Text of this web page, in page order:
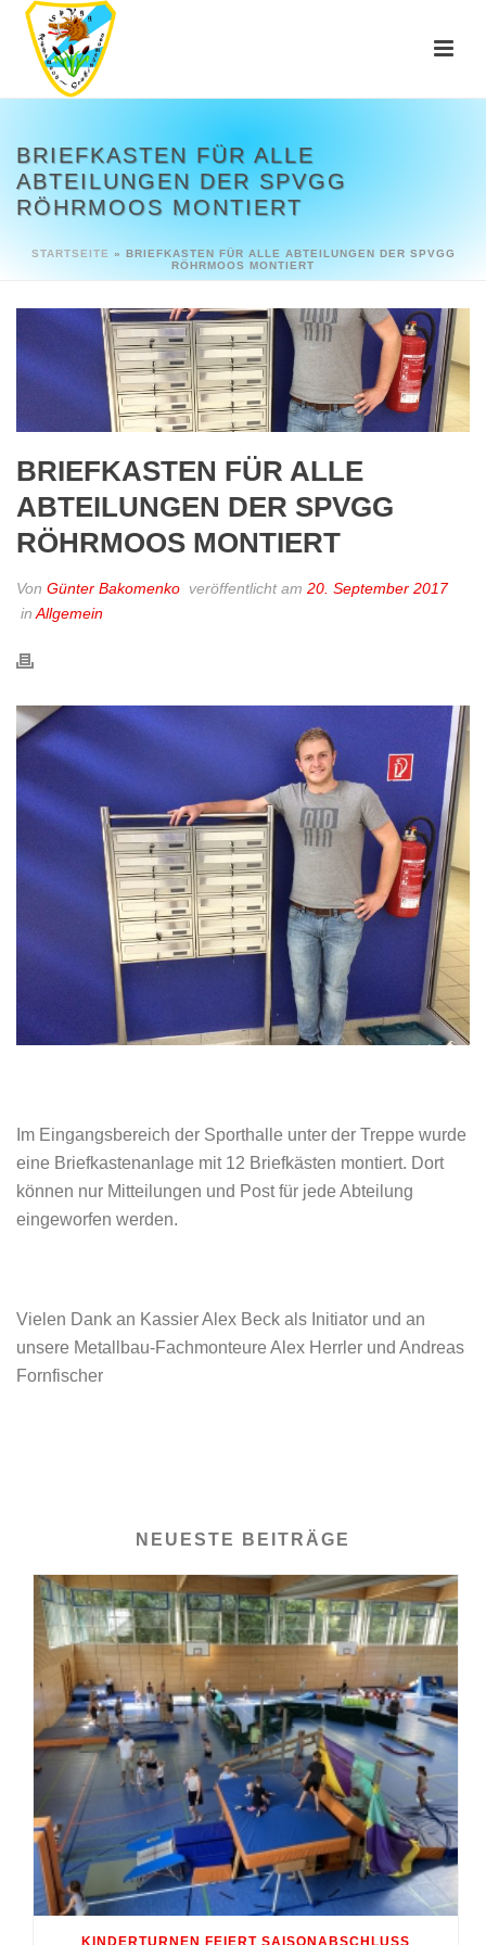
BRIEFKASTEN FÜR ALLE
ABTEILUNGEN DER SPVGG
RÖHRMOOS MONTIERT
STARTSEITE » BRIEFKASTEN FÜR ALLE ABTEILUNGEN DER SPVGG
RÖHRMOOS MONTIERT
BRIEFKASTEN FÜR ALLE
ABTEILUNGEN DER SPVGG
RÖHRMOOS MONTIERT
Von Günter Bakomenko veröffentlicht am 20. September 2017
in Allgemein
Im Eingangsbereich der Sporthalle unter der Treppe wurde
eine Briefkastenanlage mit 12 Briefkästen montiert. Dort
können nur Mitteilungen und Post für jede Abteilung
eingeworfen werden.
Vielen Dank an Kassier Alex Beck als Initiator und an
unsere Metallbau-Fachmonteure Alex Herrler und Andreas
Fornfischer
NEUESTE BEITRÄGE